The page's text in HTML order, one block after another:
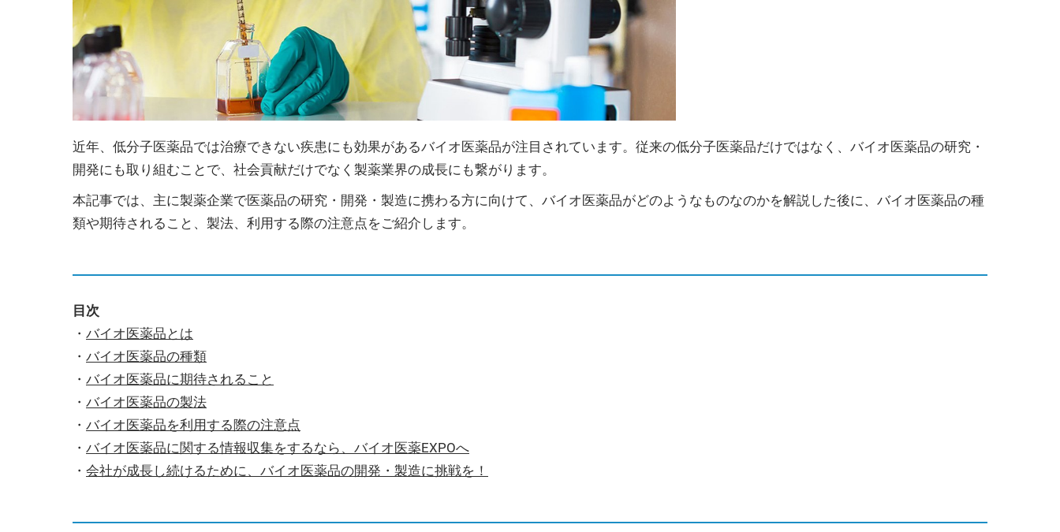
近年、低分子医薬品では治療できない疾患にも効果があるバイオ医薬品が注目されています。従来の低分子医薬品だけではなく、バイオ医薬品の研究・
開発にも取り組むことで、社会貢献だけでなく製薬業界の成長にも繋がります。
本記事では、主に製薬企業で医薬品の研究・開発・製造に携わる方に向けて、バイオ医薬品がどのようなものなのかを解説した後に、バイオ医薬品の種
類や期待されること、製法、利用する際の注意点をご紹介します。
目次
・ バイオ医薬品とは
・ バイオ医薬品の種類
・ バイオ医薬品に期待されること
・ バイオ医薬品の製法
・ バイオ医薬品を利用する際の注意点
・ バイオ医薬品に関する情報収集をするなら、バイオ医薬EXPOへ
・ 会社が成長し続けるために、バイオ医薬品の開発・製造に挑戦を！